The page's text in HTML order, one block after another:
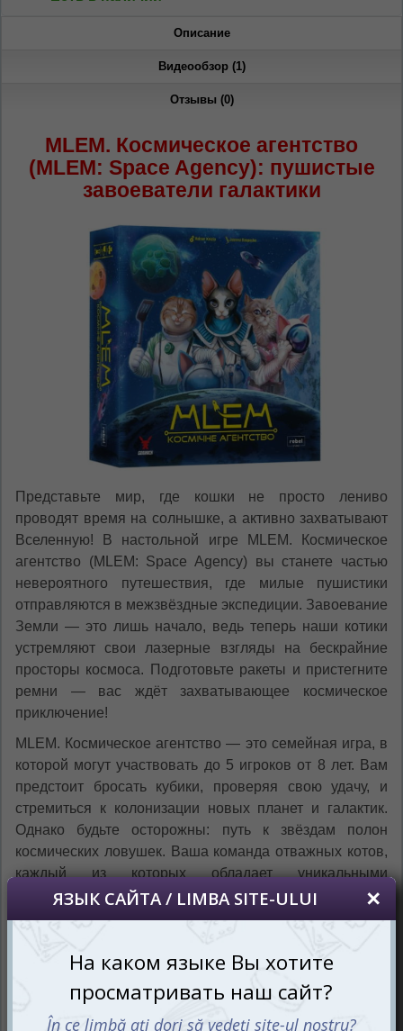
Описание
Видеообзор (1)
Отзывы (0)
MLEM. Космическое агентство
(MLEM: Space Agency): пушистые
завоеватели галактики
Представьте мир, где кошки не просто лениво
проводят время на солнышке, а активно захватывают
Вселенную! В настольной игре MLEM. Космическое
агентство (MLEM: Space Agency) вы станете частью
невероятного путешествия, где милые пушистики
отправляются в межзвёздные экспедиции. Завоевание
Земли — это лишь начало, ведь теперь наши котики
устремляют свои лазерные взгляды на бескрайние
просторы космоса. Подготовьте ракеты и пристегните
ремни — вас ждёт захватывающее космическое
приключение!
MLEM. Космическое агентство — это семейная игра, в
которой могут участвовать до 5 игроков от 8 лет. Вам
предстоит бросать кубики, проверяя свою удачу, и
стремиться к колонизации новых планет и галактик.
Однако будьте осторожны: путь к звёздам полон
космических ловушек. Ваша команда отважных котов,
каждый из которых обладает уникальными
способностями, будет сражаться с опасностями
Космическая одиссея котов
сайта, то это можно всегда сделать в
oricând să faceți asta în colțul din dreapta sus